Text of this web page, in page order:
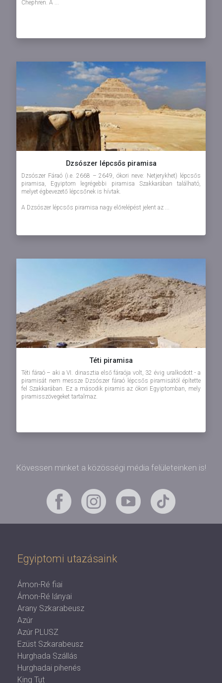
Chephren. A ...
Dzsószer lépcsős piramisa
Dzsószer Fáraó (i.e. 2668 – 2649, ókori neve: Netjerykhet) lépcsős
piramisa, Egyiptom legrégebbi piramisa Szakkarában található,
melyet égbevezető lépcsőnek is hívtak.
A Dzsószer lépcsős piramisa nagy előrelépést jelent az ...
Téti piramisa
Téti fáraó – aki a VI. dinasztia első fáraója volt, 32 évig uralkodott - a
piramisát nem messze Dzsószer fáraó lépcsős piramisától építette
fel Szakkarában. Ez a második piramis az ókori Egyiptomban, mely
piramisszövegeket tartalmaz.
Kövessen minket a közösségi média felületeinken is!
Egyiptomi utazásaink
Ámon-Ré fiai
Ámon-Ré lányai
Arany Szkarabeusz
Azúr
Azúr PLUSZ
Ezüst Szkarabeusz
Hurghada Szállás
Hurghadai pihenés
King Tut